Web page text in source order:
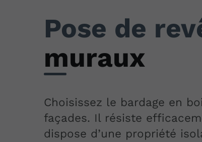
Pose de
muraux
Choisissez le bardage en
façades. Il résiste
dispose d’une propriété